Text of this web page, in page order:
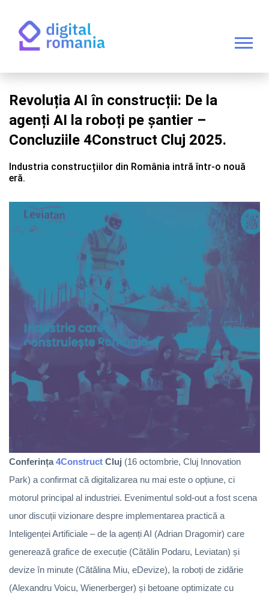
Revoluția AI în construcții: De la
agenți AI la roboți pe șantier –
Concluziile 4Construct Cluj 2025.
Industria construcțiilor din România intră într-o nouă
eră.
Conferința4Construct Cluj (16 octombrie, Cluj Innovation
Park) a confirmat că digitalizarea nu mai este o opțiune, ci
motorul principal al industriei. Evenimentul sold-out a fost scena
unor discuții vizionare despre implementarea practică a
Inteligenței Artificiale – de la agenți AI (Adrian Dragomir) care
generează grafice de execuție (Cătălin Podaru, Leviatan) și
devize în minute (Cătălina Miu, eDevize), la roboți de zidărie
(Alexandru Voicu, Wienerberger) și betoane optimizate cu